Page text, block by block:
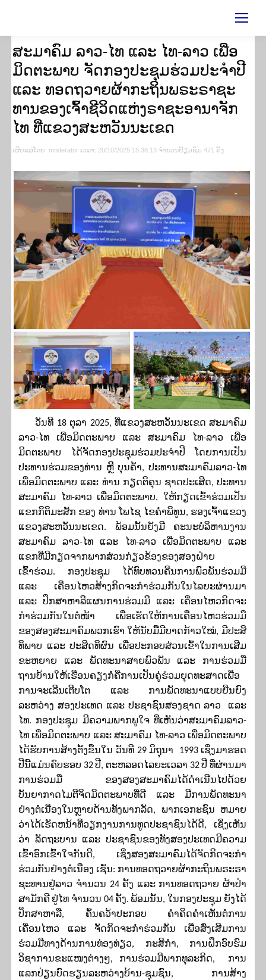
ສະມາຄົມ ລາວ-ໄທ ແລະ ໄທ-ລາວ ເພື່ອ
ມິດຕະພາບ ຈັດກອງປະຊຸມຮ່ວມປະຈໍາປີ
ແລະ ທອດຖວາຍຜ້າກະຖິນພຣະຣາຊະ
ທານຂອງເຈົ້າຊີວິດແຫ່ງຣາຊະອານາຈັກ
ໄທ ທີ່ແຂວງສະຫວັນນະເຂດ
ເຜີຍ​ແຜ່​ໂດຍ​: moderator ເວ​ລາ: 20/10/2025 15:38:13 ຈຳ​ນວນ​​ຢ້ຽມ​ຊົມ 471 ຄັ້ງ
ວັນທີ 18ຕຸລາ 2025,ທີ່ແຂວງສະຫວັນນະເຂດ ສະມາຄົມ
ລາວ-ໄທ ເພື່ອມິດຕະພາບ ແລະ ສະມາຄົມ ໄທ-ລາວ ເພື່ອ
ມິດຕະພາບ ໄດ້ຈັດກອງປະຊຸມຮ່ວມປະຈໍາປີ ໂດຍການເປັນ
ປະທານຮ່ວມຂອງທ່ານ ຫຼີີ ບຸນຄໍ້າ, ປະທານສະມາຄົມລາວ-ໄທ
ເພື່ອມິດຕະພາບ ແລະ ທ່ານ ກຽດຕິຄຸນ ຊາດປະເສີດ, ປະທານ
ສະມາຄົມ ໄທ-ລາວ ເພື່ອມິດຕະພາບ. ໃຫ້ກຽດເຂົ້າຮ່ວມເປັນ
ແຂກກິຕິມະສັກ ຂອງ ທ່ານ ໂພໄຊ ໄຂຄໍາພິທູນ, ຮອງເຈົ້າແຂວງ
ແຂວງສະຫວັນນະເຂດ. ພ້ອມນັ້ນຍັງມີ ຄະນະບໍລິຫານງານ
ສະມາຄົມ ລາວ-ໄທ ແລະ ໄທ-ລາວ ເພື່ອມິດຕະພາບ ແລະ
ແຂກທີ່ມີກຽດຈາກພາກສ່ວນກ່ຽວຂ້ອງຂອງສອງຝ່າຍ
ເຂົ້າຮ່ວມ. ກອງປະຊຸມ
ໄດ້ທົບທວນຄືນການພົວພັນຮ່ວມມື
ແລະ ເຄື່ອນໄຫວສ້າງກິດຈະກໍາຮ່ວມກັນໃນໄລຍະຜ່ານມາ
ແລະ ປຶກສາຫາລືແຜນການຮ່ວມມື ແລະ ເຄື່ອນໄຫວກິດຈະ
ກໍາຮ່ວມກັນໃນຕໍ່ໜ້າ ເພື່ອເຮັດໃຫ້ການເຄື່ອນໄຫວຮ່ວມມື
ຂອງສອງສະມາຄົມພວກເຮົາ ໃຫ້ນັບມື້ມີບາດກ້າວໃໝ່, ມີປະສິ
ທິພາບ ແລະ ປະສິດທິຜົນ ເພື່ອປະກອບສ່ວນເຂົ້າໃນການເສີມ
ຂະຫຍາຍ ແລະ ພັດທະນາສາຍພົວພັນ ແລະ ການຮ່ວມມື
ຖານບ້ານໃຫ້ເຮືອນຄຽງກໍ່ຄືການເປັນຄູ່ຮ່ວມຍຸດທະສາດເພື່ອ
ການຈະເລີນເຕີບໂຕ ແລະ ການພັດທະນາແບບຍືນຍົງ
ລະຫວ່າງ ສອງປະເທດ ແລະ ປະຊາຊົນສອງຊາດ ລາວ ແລະ
ໄທ. ກອງປະຊຸມ ມີຄວາມພາກພູໃຈ ທີ່ເຫັນວ່າສະມາຄມລາວ-
ໄທ ເພອມິດຕະພາບ ແລະ ສະມາຄົມ ໄທ-ລາວ ເພອມິດຕະພາບ
ໄດ້ຮັບການສ້າງຕັ້ງຂຶ້ນໃນ ວັນທີ 29 ມິຖຸນາ 1993 ເຊງມາຮອດ
ປີນີ້ແມ່ນຄົບຮອບ 32ປີ, ຕະຫລອດໄລຍະເວລາ 32ປີ ທີ່ຜ່ານມາ
ການຮ່ວມມື ຂອງສອງສະມາຄົມໄດ້ດໍາເນີນໄປດ້ວຍ
ບັນຍາກາດໄມຕີຈິດມິດຕະພາບທີ່ດີ ແລະ ມີການພັດທະນາ
ຢ່າງຕໍ່ເນື່ອງໃນຫຼາຍດ້ານທັງພາກລັດ, ພາກເອກະຊົນ ຫມາຍ
ວ່າໄດ້ເຮັດຫນ້າທີ່ວຽກງານການທູດປະຊາຊົນໄດ້ດີ, ເຊງເຫັນ
ວ່າ ລັດຖະບານ ແລະ ປະຊາຊົນຂອງທັງສອງປະເທດມີຄວາມ
ເຂົ້າອົກເຂົ້າໃຈກັນດີ, ເຊງສອງສະມາຄມໄດຈັດກິດຈະກ
ຮ່ວມກັນຢ່າງຕໍ່ເນື່ອງ ເຊັ່ນ: ການທອດຖວາຍຜ້າກະຖິນພຣະຣາ
ຊະທານຢູ່ລາວ ຈຳນວນ 24 ຄັ້ງ ແລະ ການທອດຖວາຍ ຜ້າປ່າ
ສາມັກຄ ຢູ່ໄທ ຈໍານວນ 04 ຄັ້ງ. ພ້ອມນັ້ນ, ໃນກອງປະຊຸມ ຍັງໄດ້
ປຶກສາຫາລື, ຄົ້ນຄວ້າປະກອບ ຄໍາຄິດຄໍາເຫັນຕໍ່ການ
ເຄື່ອນໄຫວ ແລະ ຈັດກິດຈະກໍາຮ່ວມກັນ ເພື່ອສົ່ງເສີມການ
ຮ່ວມມືທາງດ້ານການທ່ອງທ່ຽວ, ກະສິກໍາ, ການຝຶກອົບຮົມ
ວິຊາການຂະແໜງຕ່າງໆ, ການຮ່ວມມືພາກທຸລະກິດ, ການ
ແລກປ່ຽນບົດຮຽນລະຫວ່າງບ້ານ-ຊຸມຊົນ, ການສ້າງ